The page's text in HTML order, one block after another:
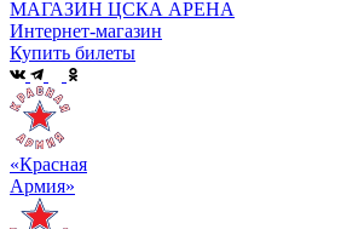
МАГАЗИН ЦСКА АРЕНА
Интернет-магазин
Купить билеты
«Красная
Армия»